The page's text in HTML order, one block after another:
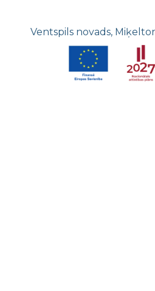
Ventspils novads,